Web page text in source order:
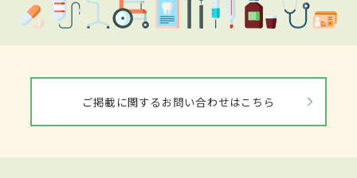
ご掲載に関するお問い合わせはこちら